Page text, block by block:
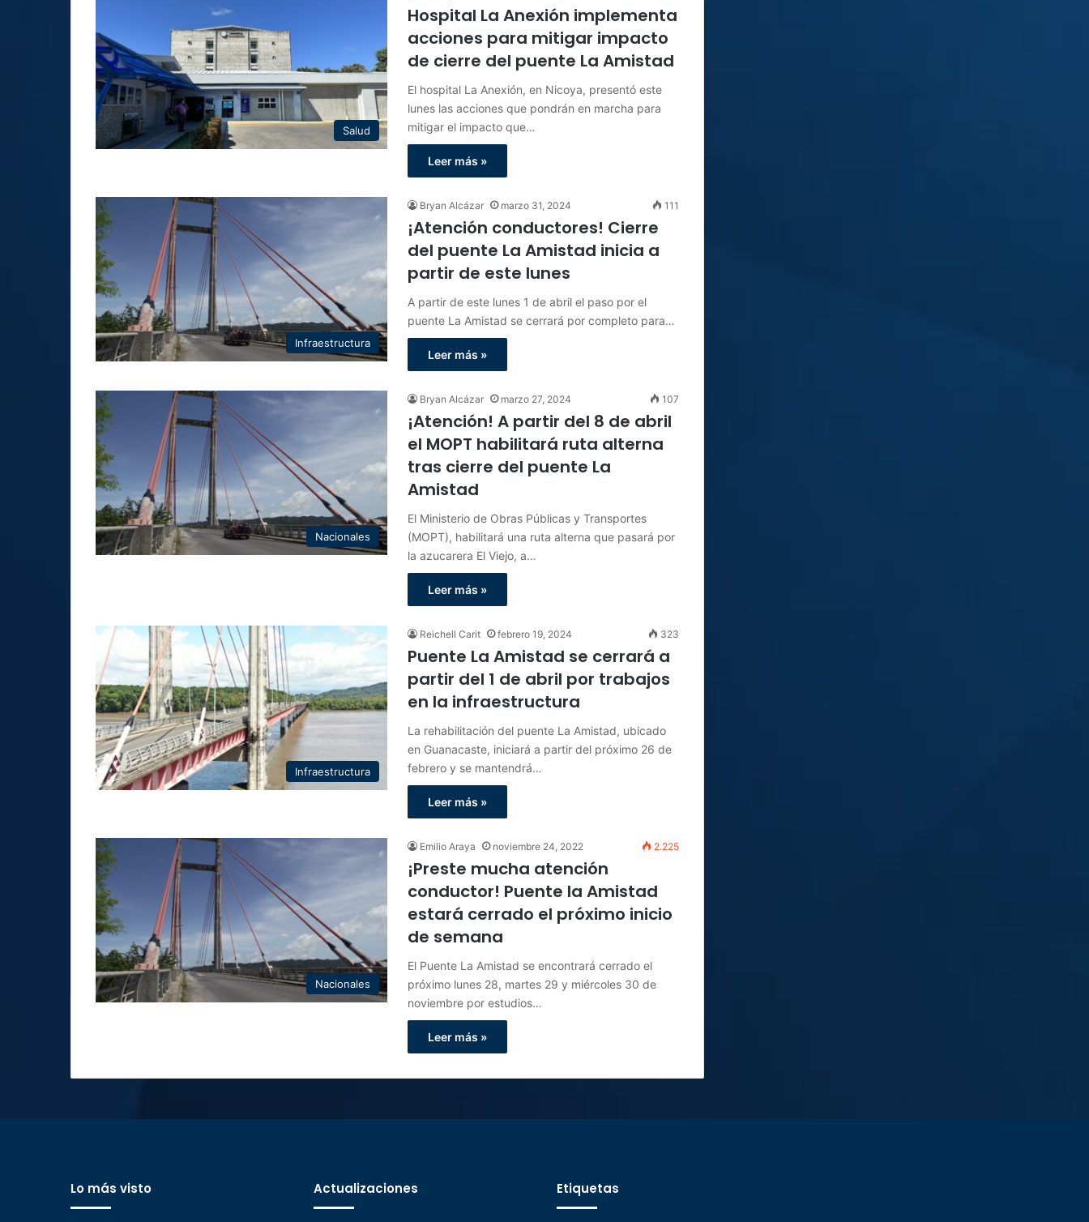
Salud
Hospital La Anexión implementa
acciones para mitigar impacto
de cierre del puente La Amistad
El hospital La Anexión, en Nicoya, presentó este
lunes las acciones que pondrán en marcha para
mitigar el impacto que…
Leer más »
Infraestructura
Bryan Alcázar marzo 31, 2024 111
¡Atención conductores! Cierre
del puente La Amistad inicia a
partir de este lunes
A partir de este lunes 1 de abril el paso por el
puente La Amistad se cerrará por completo para…
Leer más »
Nacionales
Bryan Alcázar marzo 27, 2024 107
¡Atención! A partir del 8 de abril
el MOPT habilitará ruta alterna
tras cierre del puente La
Amistad
El Ministerio de Obras Públicas y Transportes
(MOPT), habilitará una ruta alterna que pasará por
la azucarera El Viejo, a…
Leer más »
Infraestructura
Reichell Carit febrero 19, 2024 323
Puente La Amistad se cerrará a
partir del 1 de abril por trabajos
en la infraestructura
La rehabilitación del puente La Amistad, ubicado
en Guanacaste, iniciará a partir del próximo 26 de
febrero y se mantendrá…
Leer más »
Nacionales
Emilio Araya noviembre 24, 2022 2.225
¡Preste mucha atención
conductor! Puente la Amistad
estará cerrado el próximo inicio
de semana
El Puente La Amistad se encontrará cerrado el
próximo lunes 28, martes 29 y miércoles 30 de
noviembre por estudios…
Leer más »
Lo más visto Actualizaciones Etiquetas